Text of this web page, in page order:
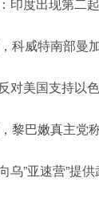
科威特南部曼
对美国支持以
黎巴嫩真主党
乌”亚速营”提